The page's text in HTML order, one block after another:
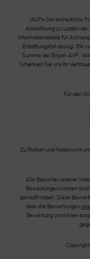
*AVP= Der einheitliche
Abrechnung zu Lasten
Informationsstelle für
Erstattungsfall abzügl. 5%
Summe der Einzel-AVP.
Schenken Sie uns Ihr
Für den
Zu Risiken und
Alle Besucher unserer
Bewertungen können
gekauft haben. Diese
dass alle Bewertungen
Bewertung wird einer